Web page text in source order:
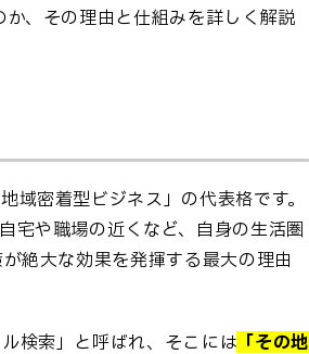
、その理由と仕組みを詳しく解説
域密着型ビジネス」の代表格です。
宅や職場の近くなど、自身の生活圏
絶大な効果を発揮する最大の理由
検索」と呼ばれ、そこには 「その地